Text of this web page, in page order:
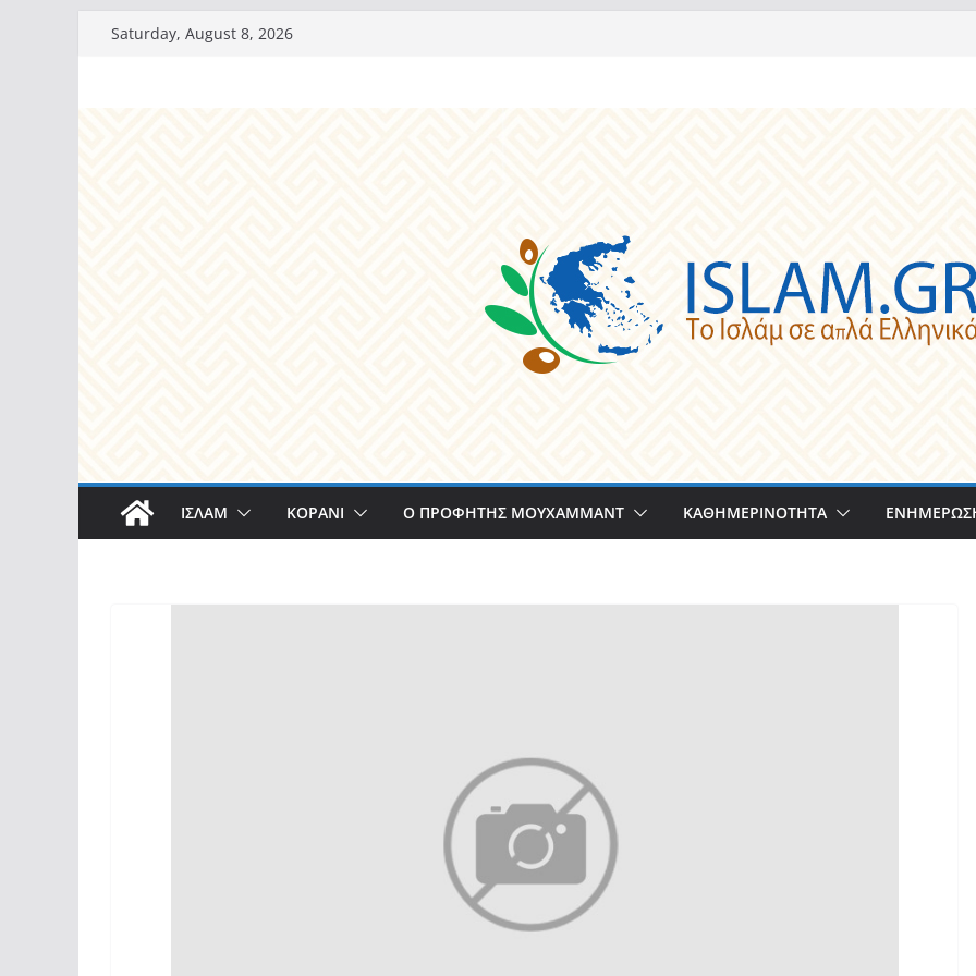
Saturday, August 8, 2026
ΙΣΛΑΜ ΚΟΡΑΝΙ Ο ΠΡΟΦΗΤΗΣ ΜΟΥΧΑΜΜΑΝΤ ΚΑΘΗΜΕΡΙΝΟΤΗΤΑ